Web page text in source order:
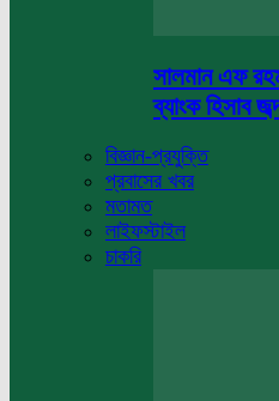
সালমান এফ
ব্যাংক হিসাব
বিজ্ঞান-প্রযুক্তি
প্রবাসের খবর
মতামত
লাইফস্টাইল
চাকরি